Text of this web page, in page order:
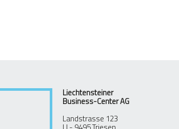
Liechtensteiner
Business-Center AG
Landstrasse 123